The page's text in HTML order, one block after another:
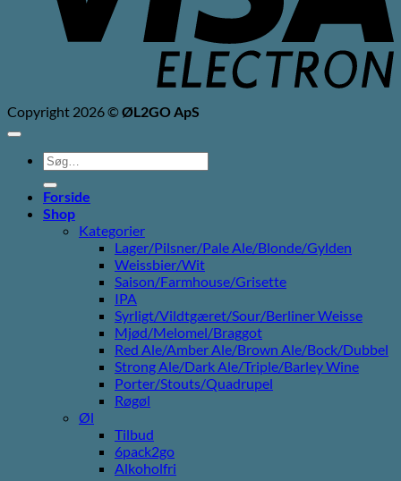
Copyright 2026 ©ØL2GO ApS
Søg
efter:
Forside
Shop
Kategorier
Lager/Pilsner/Pale Ale/Blonde/Gylden
Weissbier/Wit
Saison/Farmhouse/Grisette
IPA
Syrligt/Vildtgæret/Sour/Berliner Weisse
Mjød/Melomel/Braggot
Red Ale/Amber Ale/Brown Ale/Bock/Dubbel
Strong Ale/Dark Ale/Triple/Barley Wine
Porter/Stouts/Quadrupel
Røgøl
Øl
Tilbud
6pack2go
Alkoholfri